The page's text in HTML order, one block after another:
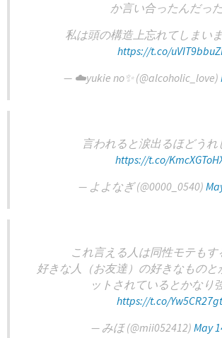
か言い合ったんだった
私は頭の構造上忘れてしまい
https://t.co/
— ☁️yukie no✨ (@alcoholic_love)
言われると涙出るほどうれ
https://t.co/
— よよなぎ (@0000_0540)
これ言える人は同性モテもす
好きな人（お友達）の好きなもの
ットされているとかなり
https://t.co/
— みほ (@mii052412) May